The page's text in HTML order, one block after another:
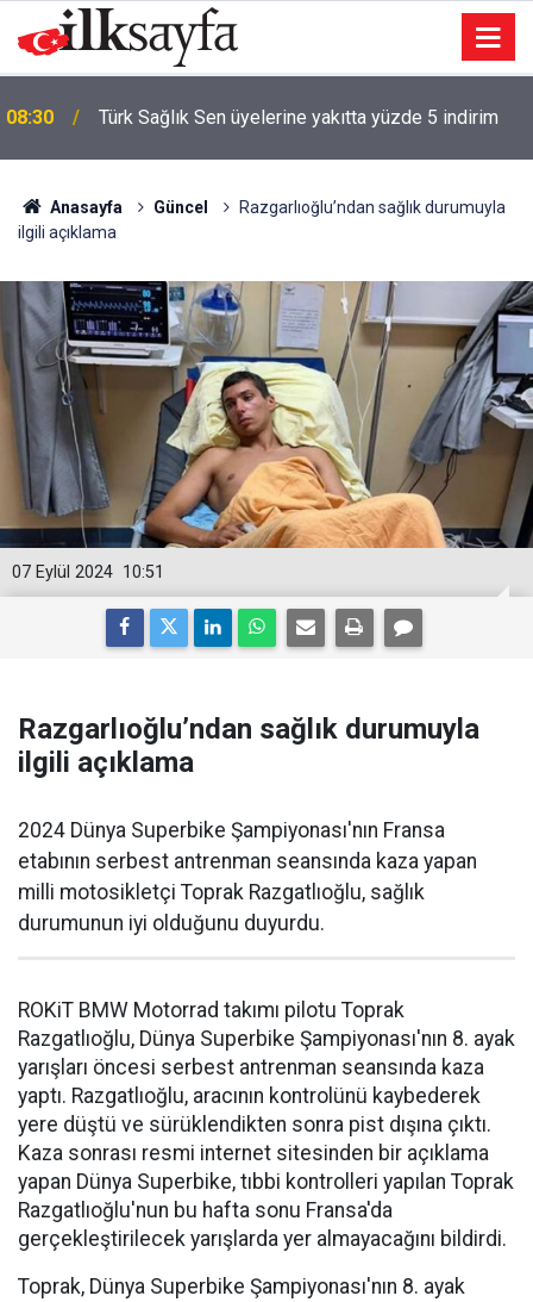
08:30 Türk Sağlık Sen üyelerine yakıtta yüzde 5 indirim
00:44 İYİ Partili Çömez hakkında soruşturma başlatıldı
Anasayfa Güncel
Razgarlıoğlu’ndan sağlık durumuyla
ilgili açıklama
10:51
07 Eylül 2024
Razgarlıoğlu’ndan sağlık durumuyla
ilgili açıklama
2024 Dünya Superbike Şampiyonası'nın Fransa
etabının serbest antrenman seansında kaza yapan
milli motosikletçi Toprak Razgatlıoğlu, sağlık
durumunun iyi olduğunu duyurdu.
ROKiT BMW Motorrad takımı pilotu Toprak
Razgatlıoğlu, Dünya Superbike Şampiyonası'nın 8. ayak
yarışları öncesi serbest antrenman seansında kaza
yaptı. Razgatlıoğlu, aracının kontrolünü kaybederek
yere düştü ve sürüklendikten sonra pist dışına çıktı.
Kaza sonrası resmi internet sitesinden bir açıklama
yapan Dünya Superbike, tıbbi kontrolleri yapılan Toprak
Razgatlıoğlu'nun bu hafta sonu Fransa'da
gerçekleştirilecek yarışlarda yer almayacağını bildirdi.
Toprak, Dünya Superbike Şampiyonası'nın 8. ayak